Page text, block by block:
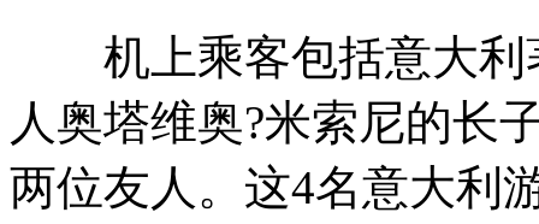
机上乘客包括意大利
人奥塔维奥?米索尼的长
两位友人。这4名意大利